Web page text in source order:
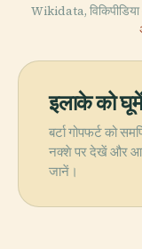
Wikidata, विकिपीडिया
इलाके को घूमें
बर्टा गोपफर्ट को
नक्शे पर देखें और
जानें।